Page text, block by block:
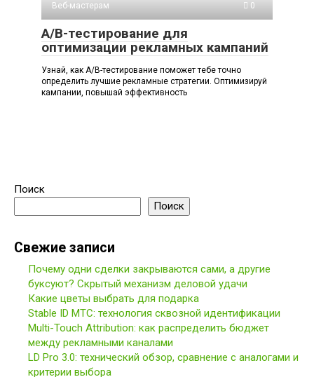
Веб-мастерам
0
A/B-тестирование для
оптимизации рекламных кампаний
Узнай, как A/B-тестирование поможет тебе точно
определить лучшие рекламные стратегии. Оптимизируй
кампании, повышай эффективность
Поиск
Поиск
Свежие записи
Почему одни сделки закрываются сами, а другие
буксуют? Скрытый механизм деловой удачи
Какие цветы выбрать для подарка
Stable ID МТС: технология сквозной идентификации
Multi-Touch Attribution: как распределить бюджет
между рекламными каналами
LD Pro 3.0: технический обзор, сравнение с аналогами и
критерии выбора